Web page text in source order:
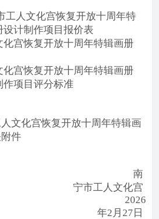
工人文化宫恢复开放十周年特
设计制作项目报价表
化宫恢复开放十周年特辑画册
化宫恢复开放十周年特辑画册
作项目评分标准
文化宫恢复开放十周年特辑画
件
南
宁市工人文化宫
2026
年2月27日